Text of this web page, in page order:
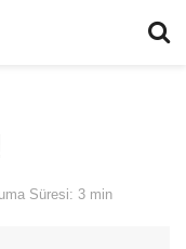
Süresi: 3 min